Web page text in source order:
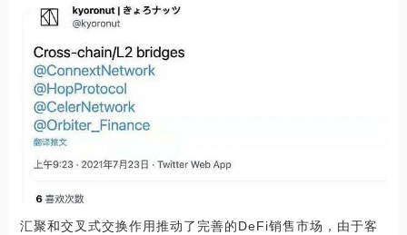
汇聚和交叉式交换作用推动了完善的DeFi销售市场，由于客